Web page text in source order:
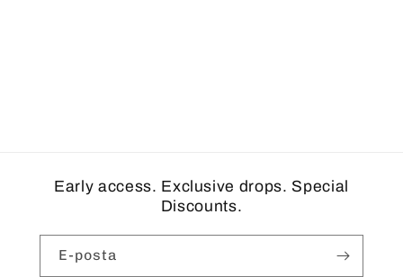
Early access. Exclusive drops. Special
Discounts.
E-posta